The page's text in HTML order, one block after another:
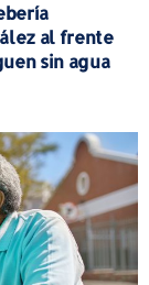
al frente
sin agua